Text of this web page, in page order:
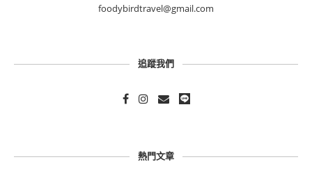
foodybirdtravel@gmail.com
追蹤我們
熱門文章